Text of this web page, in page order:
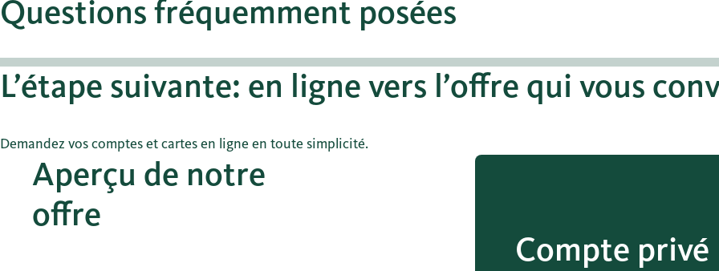
Questions fréquemment posées
L’étape suivante: en ligne vers l’offre qui vous
Demandez vos comptes et cartes en ligne en toute simplicité.
Aperçu de notre
offre
Compte privé